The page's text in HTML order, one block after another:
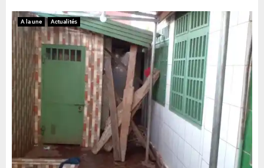
A la une Actualités